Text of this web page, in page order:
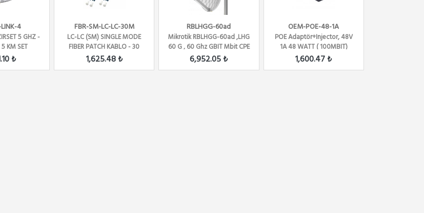
4
5 GHZ -
KM SET
₺
FBR-SM-LC-LC-30M
LC-LC (SM) SINGLE MODE
FIBER PATCH KABLO - 30
METRE
1,625.48 ₺
RBLHGG-60ad
Mikrotik RBLHGG-60ad ,LHG
60 G , 60 Ghz GBIT Mbit CPE
& LINK L3
6,952.05 ₺
OEM-POE-48-1A
POE Adaptör+Injector, 48V
1A 48 WATT ( 100MBIT)
1,600.47 ₺